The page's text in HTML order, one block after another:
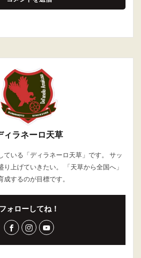
ィラネーロ天草
ている「ディラネーロ天草」です。 サッ
り上げていきたい。 「天草から全国へ」
するのが目標です。
フォローしてね！